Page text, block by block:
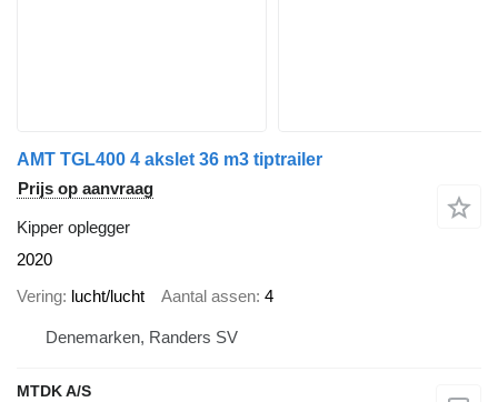
AMT TGL400 4 akslet 36 m3 tiptrailer
Prijs op aanvraag
Kipper oplegger
2020
Vering lucht/lucht Aantal assen 4
Denemarken, Randers SV
MTDK A/S